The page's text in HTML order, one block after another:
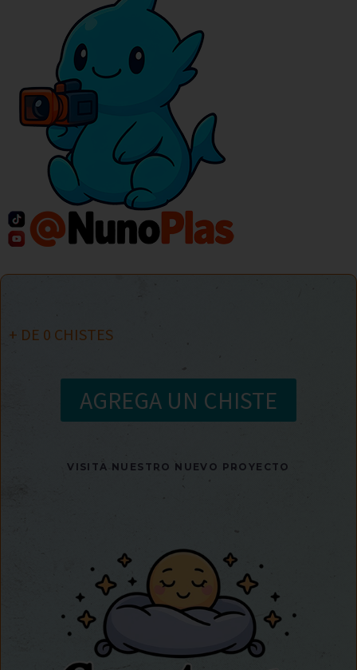
+ DE 0 CHISTES
AGREGA UN CHISTE
VISITA NUESTRO NUEVO PROYECTO